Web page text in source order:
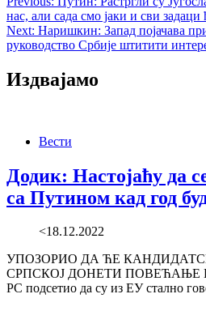
navigation
нас, али сада смо јаки и сви
Next: Наришкин: Запад појачава
руководство Србије штитити
Издвајамо
Вести
Додик: Настојаћу да
са Путином кад год
<18.12.2022
УПОЗОРИО ДА ЋЕ
СРПСКОЈ ДОНЕТИ ПОВЕЋАЊЕ
РС подсетио да су из ЕУ стално